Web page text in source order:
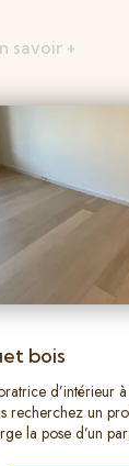
savoir +
bois
d’intérieur
recherchez un
la pose d’un